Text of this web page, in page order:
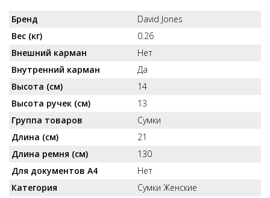
Бренд
David Jones
Вес (кг)
0.26
Внешний карман
Нет
Внутренний карман
Да
Высота (см)
14
Высота ручек (см)
13
Группа товаров
Сумки
Длина (см)
21
Длина ремня (см)
130
Для документов А4
Нет
Категория
Сумки Женские